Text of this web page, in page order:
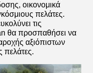
οικονομικά
πελάτες.
τις
θα προσπαθήσει να
αξιόπιστων
πελάτες.